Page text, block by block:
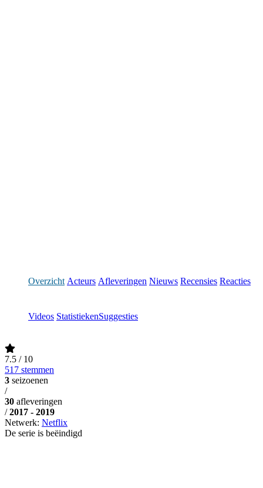
Overzicht Acteurs Afleveringen Nieuws Recensies Reacties
Videos StatistiekenSuggesties
7.5 / 10
517 stemmen
3 seizoenen
/
30 afleveringen
/ 2017 - 2019
Netwerk: Netflix
De serie is beëindigd